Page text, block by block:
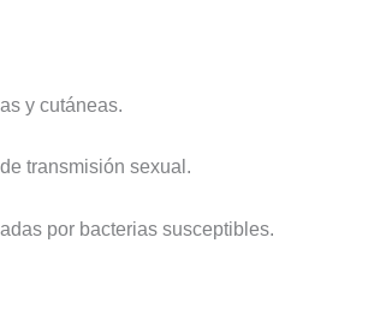
y cutáneas.
transmisión sexual.
por bacterias susceptibles.